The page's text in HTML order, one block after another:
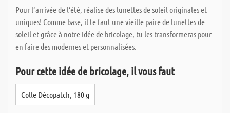
Pour l‘arrivée de l‘été, réalise des lunettes de soleil originales et
uniques! Comme base, il te faut une vieille paire de lunettes de
soleil et grâce à notre idée de bricolage, tu les transformeras pour
en faire des modernes et personnalisées.
Pour cette idée de bricolage, il vous faut
Colle Décopatch, 180 g